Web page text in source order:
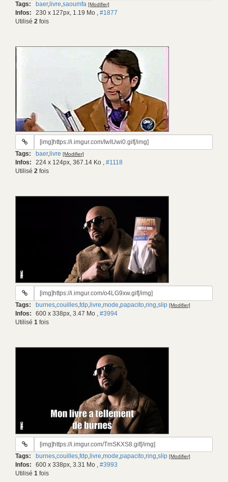
gif:
Tags: baer, livre,saoumfa [Modifier]
Infos: 230 x 127px, 1.19 Mo , #1877
Utilisé 2 fois
URL
gif:
Tags: baer, livre [Modifier]
Infos: 224 x 124px, 367.14 Ko , #1118
Utilisé 2 fois
URL
gif:
Tags: burnes,couilles,fdp, livre,mode,papacito,ring,slip [Modifier]
Infos: 600 x 338px, 3.47 Mo , #3994
Utilisé 1 fois
URL
gif:
Tags: burnes,couilles,fdp, livre,mode,papacito,ring,slip [Modifier]
Infos: 600 x 338px, 3.31 Mo , #3993
Utilisé 1 fois